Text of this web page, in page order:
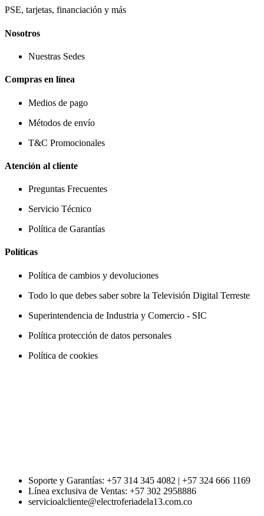
PSE, tarjetas, financiación y más
Nosotros
Nuestras Sedes
Compras en línea
Medios de pago
Métodos de envío
T&C Promocionales
Atención al cliente
Preguntas Frecuentes
Servicio Técnico
Política de Garantías
Políticas
Política de cambios y devoluciones
Todo lo que debes saber sobre la Televisión Digital Terreste
Superintendencia de Industria y Comercio - SIC
Política protección de datos personales
Política de cookies
Soporte y Garantías: +57 314 345 4082 | +57 324 666 1169
Línea exclusiva de Ventas: +57 302 2958886
servicioalcliente@electroferiadela13.com.co